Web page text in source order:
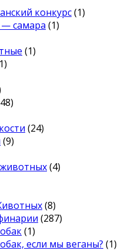
конкурс(1)
самара (1)
(1)
(24)
(9)
(4)
(8)
(287)
(1)
если мы веганы? (1)